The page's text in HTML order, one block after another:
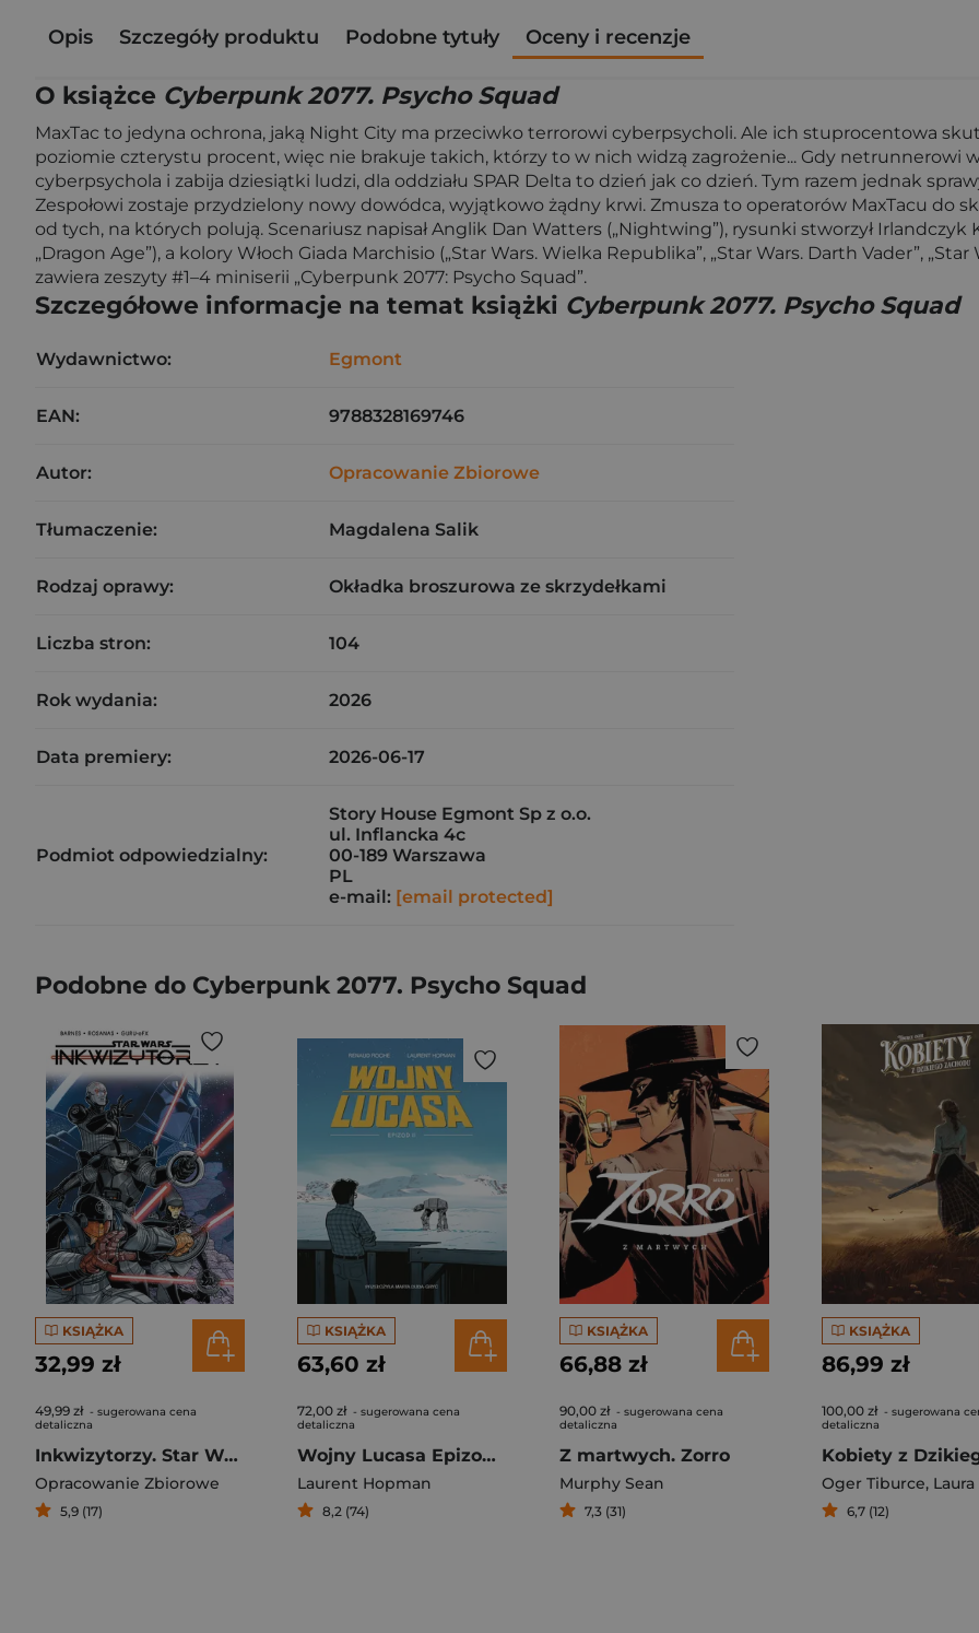
Opis Szczegóły produktu Podobne tytuły Oceny i recenzje
O książce Cyberpunk 2077. Psycho Squad
MaxTac to jedyna ochrona, jaką Night City ma przeciwko terrorowi cyberpsycholi. Ale ich stuprocentowa
poziomie czterystu procent, więc nie brakuje takich, którzy to w nich widzą zagrożenie... Gdy netrunnerowi
cyberpsychola i zabija dziesiątki ludzi, dla oddziału SPAR Delta to dzień jak co dzień. Tym razem jednak
Zespołowi zostaje przydzielony nowy dowódca, wyjątkowo żądny krwi. Zmusza to operatorów MaxTacu do
od tych, na których polują. Scenariusz napisał Anglik Dan Watters („Nightwing”), rysunki stworzył Irlandczyk
„Dragon Age”), a kolory Włoch Giada Marchisio („Star Wars. Wielka Republika”, „Star Wars. Darth Vader”,
zawiera zeszyty #1–4 miniserii „Cyberpunk 2077: Psycho Squad”.
Szczegółowe informacje na temat książki Cyberpunk 2077. Psycho Squad
Wydawnictwo: Egmont
EAN: 9788328169746
Autor: Opracowanie Zbiorowe
Tłumaczenie: Magdalena Salik
Rodzaj oprawy: Okładka broszurowa ze skrzydełkami
Liczba stron: 104
Rok wydania: 2026
Data premiery: 2026-06-17
Podmiot odpowiedzialny:
Story House Egmont Sp z o.o.
ul. Inflancka 4c
00-189 Warszawa
PL
e-mail: [email protected]
Podobne do Cyberpunk 2077. Psycho Squad
KSIĄŻKA
32,99 zł
49,99 zł - sugerowana cena
detaliczna
Inkwizytorzy. Star Wars
Opracowanie Zbiorowe
5,9 (17)
KSIĄŻKA
63,60 zł
72,00 zł - sugerowana cena
detaliczna
Wojny Lucasa Epizod II
Laurent Hopman
8,2 (74)
KSIĄŻKA
66,88 zł
90,00 zł - sugerowana cena
detaliczna
Z martwych. Zorro
Murphy Sean
7,3 (31)
KSIĄŻKA
86,99 zł
100,00 zł - sugerowana
detaliczna
Oger Tiburce, Laura
6,7 (12)